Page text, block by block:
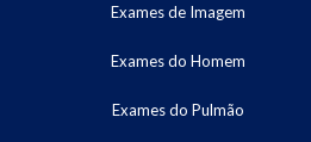
Exames de Imagem
Exames do Homem
Exames do Pulmão